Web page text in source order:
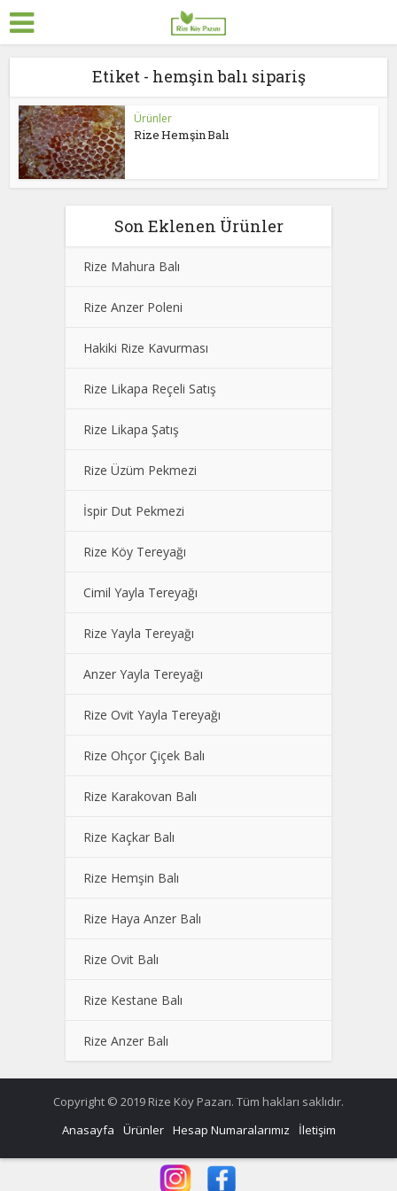
Etiket - hemşin balı sipariş
Ürünler
Rize Hemşin Balı
Son Eklenen Ürünler
Rize Mahura Balı
Rize Anzer Poleni
Hakiki Rize Kavurması
Rize Likapa Reçeli Satış
Rize Likapa Şatış
Rize Üzüm Pekmezi
İspir Dut Pekmezi
Rize Köy Tereyağı
Cimil Yayla Tereyağı
Rize Yayla Tereyağı
Anzer Yayla Tereyağı
Rize Ovit Yayla Tereyağı
Rize Ohçor Çiçek Balı
Rize Karakovan Balı
Rize Kaçkar Balı
Rize Hemşin Balı
Rize Haya Anzer Balı
Rize Ovit Balı
Rize Kestane Balı
Rize Anzer Balı
Copyright © 2019 Rize Köy Pazarı. Tüm hakları saklıdır.
Anasayfa
Ürünler Hesap Numaralarımız İletişim